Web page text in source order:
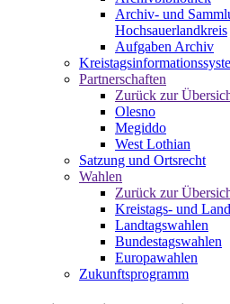
Archiv- und
Hochsauerlandkreis
Aufgaben Archiv
Partnerschaften
Zurück zur
Olesno
Megiddo
West Lothian
Satzung und Ortsrecht
Wahlen
Zurück zur
Kreistags- und
Landtagswahlen
Bundestagswahlen
Europawahlen
Zukunftsprogramm